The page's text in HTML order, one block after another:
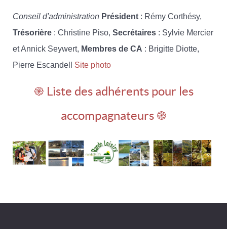
Conseil d'administration Président : Rémy Corthésy,
Trésorière : Christine Piso, Secrétaires : Sylvie Mercier
et Annick Seywert, Membres de CA : Brigitte Diotte,
Pierre Escandell Site photo
֎ Liste des adhérents pour les
accompagnateurs ֎